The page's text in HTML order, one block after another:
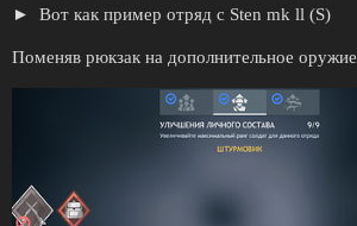
Вот как пример отряд с Sten mk ll (S)
Поменяв рюкзак на дополнительное оружие